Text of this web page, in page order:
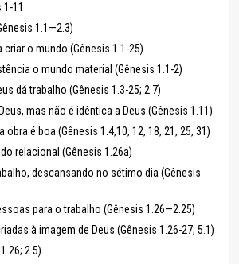
11
1.1—2.3)
criar o mundo (Gênesis 1.1-25)
o mundo material (Gênesis 1.1-2)
dá trabalho (Gênesis 1.3-25; 2.7)
mas não é idêntica a Deus (Gênesis 1.11)
obra é boa (Gênesis 1.4,10, 12, 18, 21, 25, 31)
relacional (Gênesis 1.26a)
descansando no sétimo dia (Gênesis
para o trabalho (Gênesis 1.26—2.25)
à imagem de Deus (Gênesis 1.26-27; 5.1)
2.5)